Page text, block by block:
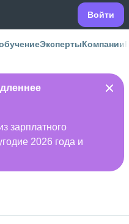
Войти
ЭкспертыКомпании
зарплатного
2026 года и